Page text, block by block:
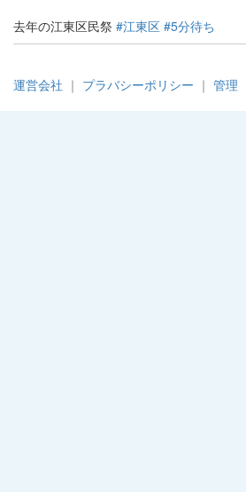
去年の江東区民祭 #江東区 #5分待ち
運営会社 ｜ プラバシーポリシー ｜ 管理